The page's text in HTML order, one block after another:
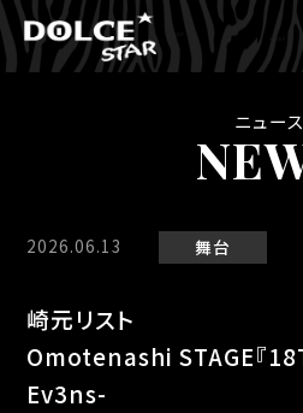
ニュース
2026.06.13 舞台
崎元リスト
Omotenashi STAGE『
Ev3ns-